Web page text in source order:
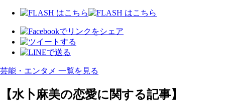
芸能・エンタメ 一覧を見る
【水卜麻美の恋愛に関する記事】